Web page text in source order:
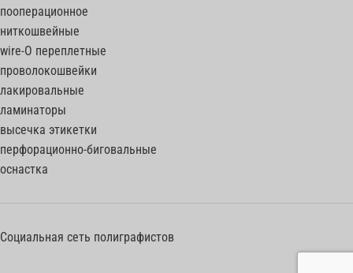
пооперационное
ниткошвейные
wire-O переплетные
проволокошвейки
лакировальные
ламинаторы
высечка этикетки
перфорационно-биговальные
оснастка
Социальная сеть полиграфистов